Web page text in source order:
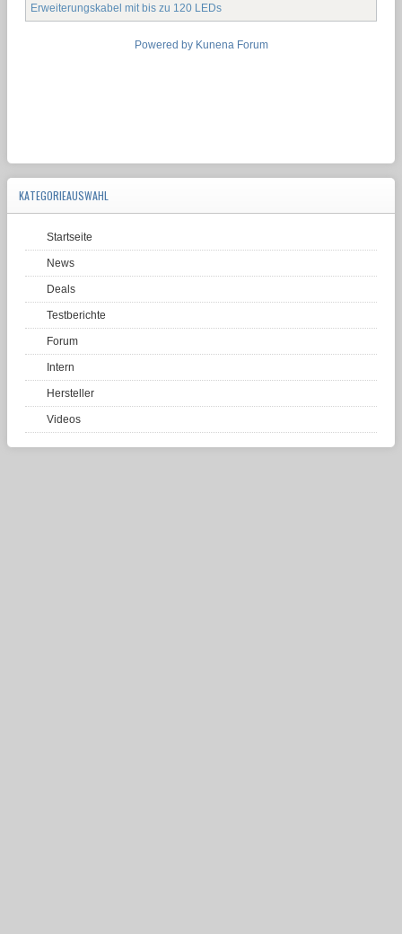
Erweiterungskabel mit bis zu 120 LEDs
Powered by Kunena Forum
KATEGORIEAUSWAHL
Startseite
News
Deals
Testberichte
Forum
Intern
Hersteller
Videos